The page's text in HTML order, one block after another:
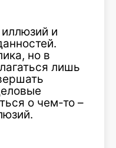
и
но в
лишь
о чем-то –